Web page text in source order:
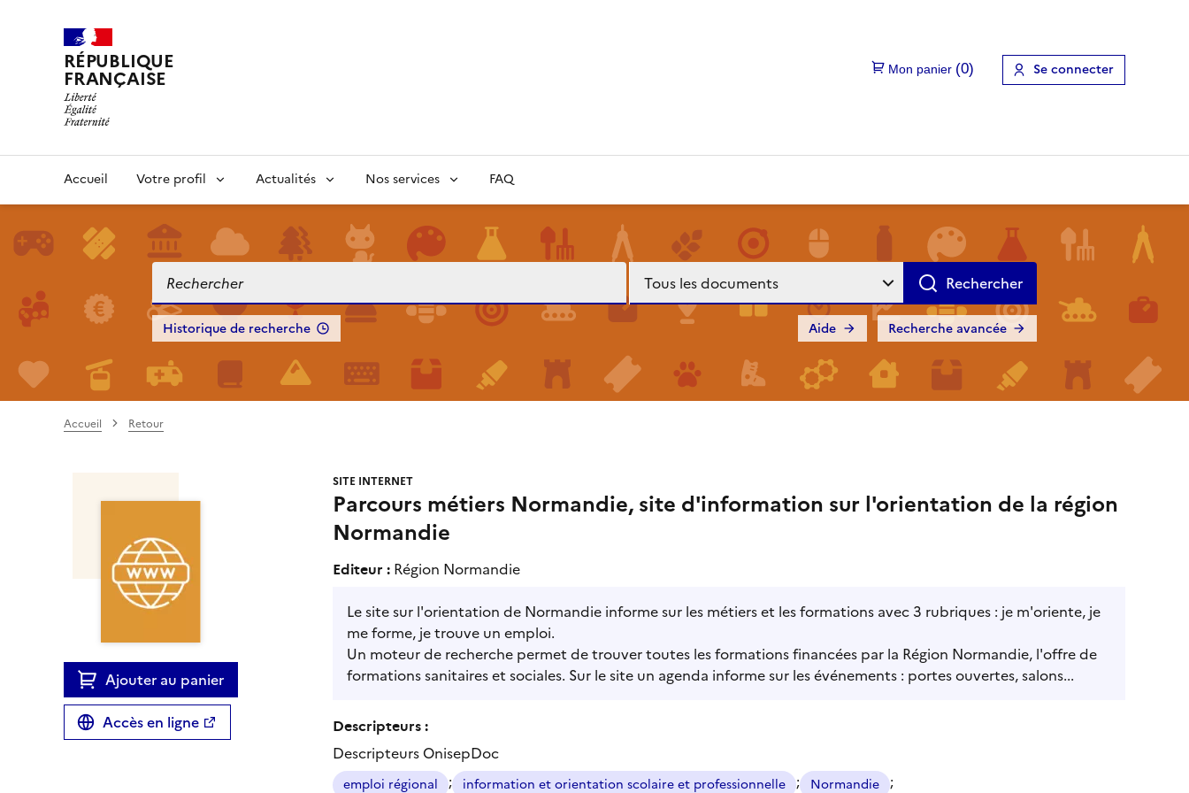
RÉPUBLIQUE
FRANÇAISE Se connecter
Accueil Votre profil Actualités Nos services FAQ
Historique de recherche Recherche avancée
Aide
Accueil Retour
Ajouter au panier
Accès en ligne
SITE INTERNET
Parcours métiers Normandie, site d'information sur l'orientation de la région
Normandie
Editeur : Région Normandie
Le site sur l'orientation de Normandie informe sur les métiers et les formations avec 3 rubriques : je m'oriente, je
me forme, je trouve un emploi.
Un moteur de recherche permet de trouver toutes les formations financées par la Région Normandie, l'offre de
formations sanitaires et sociales. Sur le site un agenda informe sur les événements : portes ouvertes, salons...
Descripteurs :
Descripteurs OnisepDoc
emploi régional ; information et orientation scolaire et professionnelle ; Normandie ;